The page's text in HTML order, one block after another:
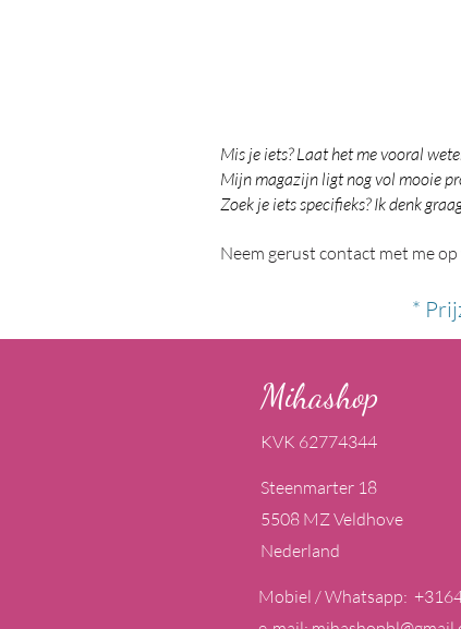
Mis je iets? Laat het me vooral
Mijn magazijn ligt nog vol mooie
Zoek je iets specifieks? Ik denk
Neem gerust contact met me op
*
Mihashop
KVK 62774344
Steenmarter 18
5508 MZ Veldhove
Nederland
Mobiel / Whatsapp: